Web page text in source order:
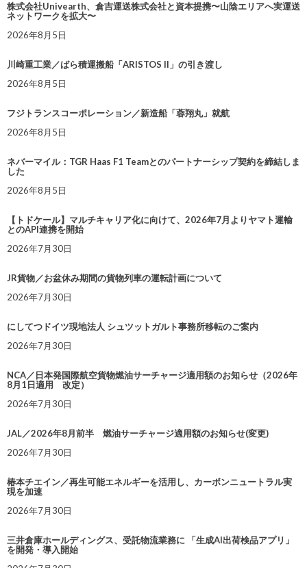
株式会社Univearth、倉吉運送株式会社と資本提携〜山陰エリアへ実運送
ネットワークを拡大〜
2026年8月5日
川崎重工業／ばら積運搬船「ARISTOS II」の引き渡し
2026年8月5日
フジトランスコーポレーション／新造船「蓉翔丸」就航
2026年8月5日
ネバーマイル：TGR Haas F1 Teamとのパートナーシップ契約を締結しま
した
2026年8月5日
【トドケール】マルチキャリア化に向けて、2026年7月よりヤマト運輸
とのAPI連携を開始
2026年7月30日
JR貨物／お盆休み期間の貨物列車の運転計画について
2026年7月30日
にしてつドイツ現地法人 シュツットガルト事務所移転のご案内
2026年7月30日
NCA／日本発国際航空貨物燃油サーチャージ適用額のお知らせ（2026年
8月1日適用 改定）
2026年7月30日
JAL／2026年8月前半 燃油サーチャージ適用額のお知らせ(変更)
2026年7月30日
椿本チエイン／再生可能エネルギーを活用し、カーボンニュートラル実
現を加速
2026年7月30日
三井倉庫ホールディングス、受託物流業務に 「生成AI出荷検品アプリ」
を開発・導入開始